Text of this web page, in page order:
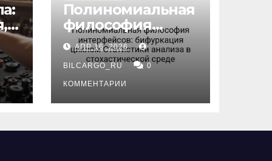
Полиномиальная
философия
интерфейсов:
бифуркация
циклом
Статистики
анализа в
среде
АПР 16, 2026
BILCARGO_RU 0
КОММЕНТАРИИ